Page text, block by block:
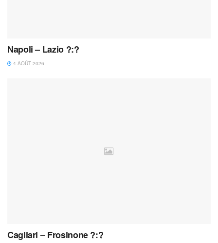
Napoli – Lazio ?:?
4 AOÛT 2026
Cagliari – Frosinone ?:?